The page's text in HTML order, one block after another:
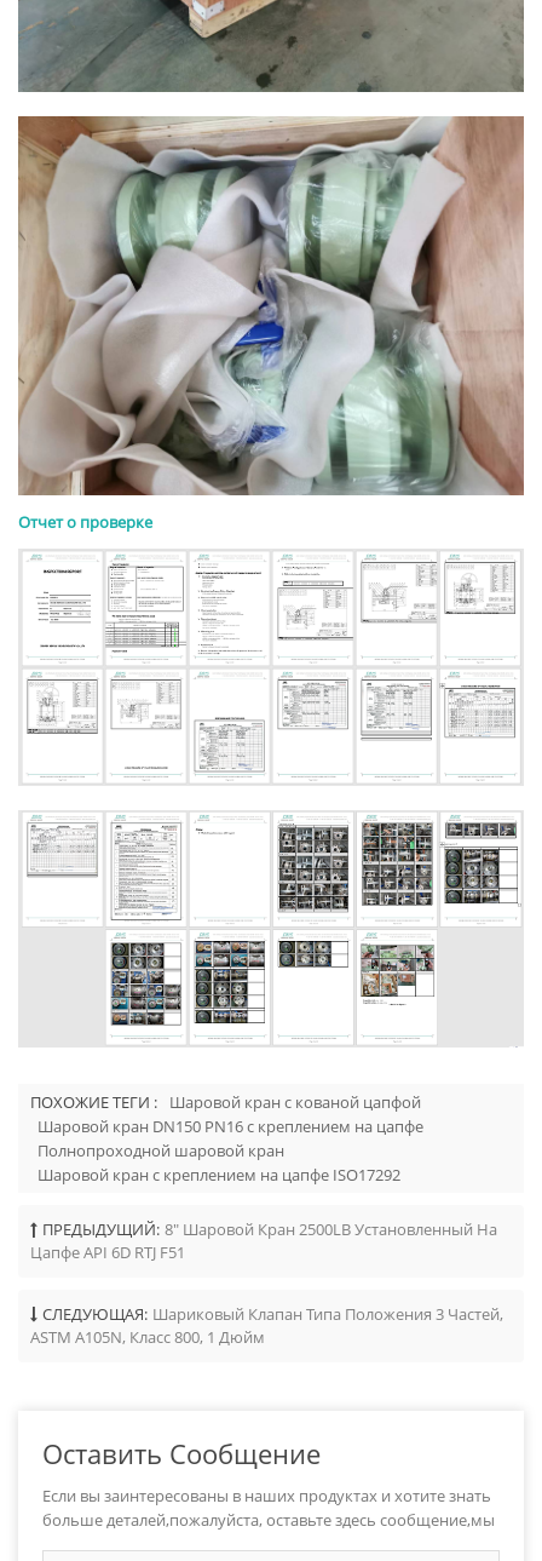
Отчет о проверке
ПОХОЖИЕ ТЕГИ :
Шаровой кран с кованой цапфой
Шаровой кран DN150 PN16 с креплением на цапфе
Полнопроходной шаровой кран
Шаровой кран с креплением на цапфе ISO17292
ПРЕДЫДУЩИЙ: 8" Шаровой Кран 2500LB Установленный На
Цапфе API 6D RTJ F51
СЛЕДУЮЩАЯ: Шариковый Клапан Типа Положения 3 Частей,
ASTM A105N, Класс 800, 1 Дюйм
Оставить Сообщение
Если вы заинтересованы в наших продуктах и хотите знать
больше деталей,пожалуйста, оставьте здесь сообщение,мы